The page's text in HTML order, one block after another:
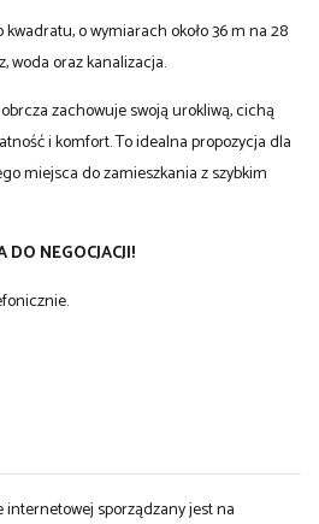
kwadratu, o wymiarach około 36 m na 28
woda oraz kanalizacja.
zachowuje swoją urokliwą, cichą
i komfort. To idealna propozycja dla
miejsca do zamieszkania z szybkim
DO NEGOCJACJI!
sporządzany jest na